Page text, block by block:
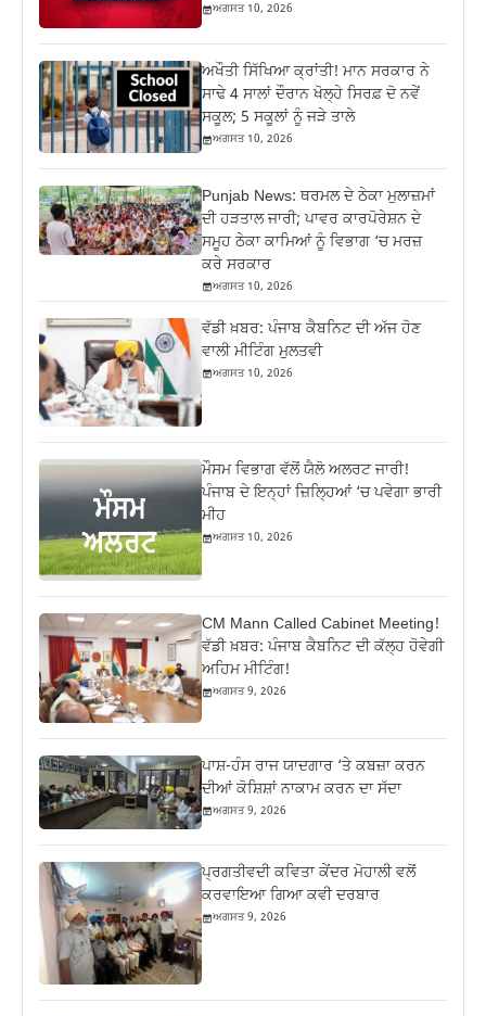
ਅਗਸਤ 10, 2026
ਅਖੌਤੀ ਸਿੱਖਿਆ ਕ੍ਰਾਂਤੀ! ਮਾਨ ਸਰਕਾਰ ਨੇ
ਸਾਢੇ 4 ਸਾਲਾਂ ਦੌਰਾਨ ਖੋਲ੍ਹੇ ਸਿਰਫ਼ ਦੋ ਨਵੇਂ
ਸਕੂਲ; 5 ਸਕੂਲਾਂ ਨੂੰ ਜੜੇ ਤਾਲੇ
ਅਗਸਤ 10, 2026
Punjab News: ਥਰਮਲ ਦੇ ਠੇਕਾ ਮੁਲਾਜ਼ਮਾਂ
ਦੀ ਹੜਤਾਲ ਜਾਰੀ; ਪਾਵਰ ਕਾਰਪੋਰੇਸ਼ਨ ਦੇ
ਸਮੂਹ ਠੇਕਾ ਕਾਮਿਆਂ ਨੂੰ ਵਿਭਾਗ ‘ਚ ਮਰਜ਼
ਕਰੇ ਸਰਕਾਰ
ਅਗਸਤ 10, 2026
ਵੱਡੀ ਖ਼ਬਰ: ਪੰਜਾਬ ਕੈਬਨਿਟ ਦੀ ਅੱਜ ਹੋਣ
ਵਾਲੀ ਮੀਟਿੰਗ ਮੁਲਤਵੀ
ਅਗਸਤ 10, 2026
ਮੌਸਮ ਵਿਭਾਗ ਵੱਲੋਂ ਯੈਲੋ ਅਲਰਟ ਜਾਰੀ!
ਪੰਜਾਬ ਦੇ ਇਨ੍ਹਾਂ ਜ਼ਿਲ੍ਹਿਆਂ ‘ਚ ਪਵੇਗਾ ਭਾਰੀ
ਮੀਹ
ਅਗਸਤ 10, 2026
CM Mann Called Cabinet Meeting!
ਵੱਡੀ ਖ਼ਬਰ: ਪੰਜਾਬ ਕੈਬਨਿਟ ਦੀ ਕੱਲ੍ਹ ਹੋਵੇਗੀ
ਅਹਿਮ ਮੀਟਿੰਗ!
ਅਗਸਤ 9, 2026
ਪਾਸ਼-ਹੰਸ ਰਾਜ ਯਾਦਗਾਰ ‘ਤੇ ਕਬਜ਼ਾ ਕਰਨ
ਦੀਆਂ ਕੋਸ਼ਿਸ਼ਾਂ ਨਾਕਾਮ ਕਰਨ ਦਾ ਸੱਦਾ
ਅਗਸਤ 9, 2026
ਪ੍ਰਗਤੀਵਦੀ ਕਵਿਤਾ ਕੇਂਦਰ ਮੋਹਾਲੀ ਵਲੋਂ
ਕਰਵਾਇਆ ਗਿਆ ਕਵੀ ਦਰਬਾਰ
ਅਗਸਤ 9, 2026